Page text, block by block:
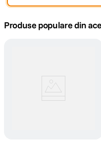
sony fx
Produse populare din